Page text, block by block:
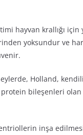
hayvan krallığı için
yoksundur ve
Holland,
bileşenleri
inşa